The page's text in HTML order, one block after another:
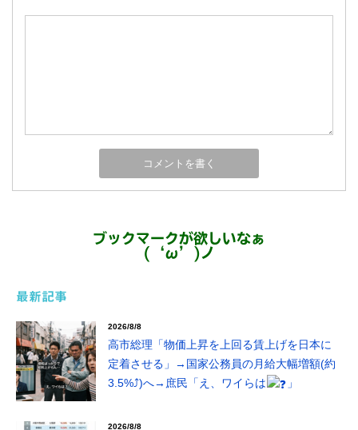
ブックマークが欲しいなぁ
(‘ω’)ノ
最新記事
2026/8/8
高市総理「物価上昇を上回る賃上げを日本に
定着させる」→国家公務員の月給大幅増額(約
3.5%⤴)へ→庶民「え、ワイらは
」
2026/8/8